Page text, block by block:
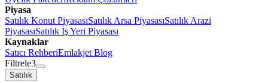
Piyasa
Satılık Konut PiyasasıSatılık Arsa PiyasasıSatılık Arazi
PiyasasıSatılık İş Yeri Piyasası
Kaynaklar
Satıcı RehberiEmlakjet Blog
Filtrele3
Satılık